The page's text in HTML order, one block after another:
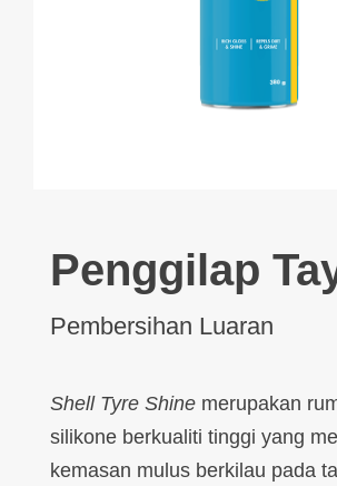
Penggilap
Pembersihan Luaran
Shell Tyre Shine merupakan
silikone berkualiti tinggi yang
kemasan mulus berkilau pada